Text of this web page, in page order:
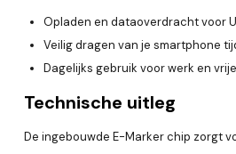
Opladen en dataoverdracht voor
Veilig dragen van je smartphone
Dagelijks gebruik voor werk en
Technische uitleg
De ingebouwde E-Marker chip zorgt